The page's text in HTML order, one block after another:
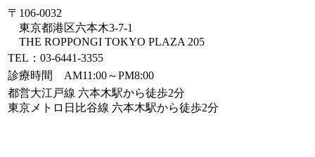
〒106-0032
東京都港区六本木3-7-1
THE ROPPONGI TOKYO PLAZA 205
TEL：03-6441-3355
診療時間 AM11:00～PM8:00
都営大江戸線 六本木駅から徒歩2分
東京メトロ日比谷線 六本木駅から徒歩2分